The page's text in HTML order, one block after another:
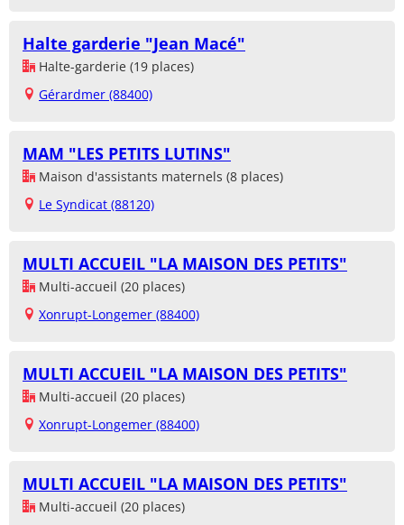
Halte garderie "Jean Macé"
Halte-garderie (19 places)
Gérardmer (88400)
MAM "LES PETITS LUTINS"
Maison d'assistants maternels (8 places)
Le Syndicat (88120)
MULTI ACCUEIL "LA MAISON DES PETITS"
Multi-accueil (20 places)
Xonrupt-Longemer (88400)
MULTI ACCUEIL "LA MAISON DES PETITS"
Multi-accueil (20 places)
Xonrupt-Longemer (88400)
MULTI ACCUEIL "LA MAISON DES PETITS"
Multi-accueil (20 places)